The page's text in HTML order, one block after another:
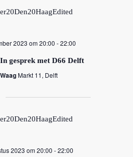
2023 om 20:00 -22:00
gesprek met D66 Delft
Markt 11, Delft
2023 om 20:00 -22:00